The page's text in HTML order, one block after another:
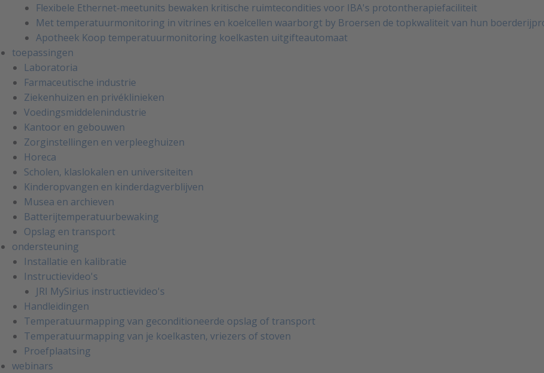
Flexibele Ethernet-meetunits bewaken kritische ruimtecondities voor IBA's protontherapiefaciliteit
Met temperatuurmonitoring in vitrines en koelcellen waarborgt by Broersen de topkwaliteit van hun
Apotheek Koop temperatuurmonitoring koelkasten uitgifteautomaat
toepassingen
Laboratoria
Farmaceutische industrie
Ziekenhuizen en privéklinieken
Voedingsmiddelenindustrie
Kantoor en gebouwen
Zorginstellingen en verpleeghuizen
Horeca
Scholen, klaslokalen en universiteiten
Kinderopvangen en kinderdagverblijven
Musea en archieven
Batterijtemperatuurbewaking
Opslag en transport
ondersteuning
Installatie en kalibratie
Instructievideo's
JRI MySirius instructievideo's
Handleidingen
Temperatuurmapping van geconditioneerde opslag of transport
Temperatuurmapping van je koelkasten, vriezers of stoven
Proefplaatsing
webinars